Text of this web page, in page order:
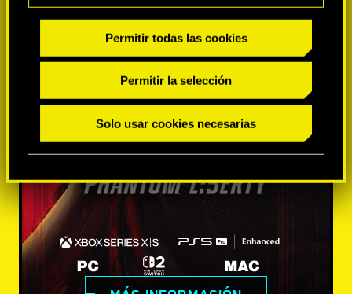
Permitir todas las cookies
Permitir la selección
Solo usar cookies necesarias